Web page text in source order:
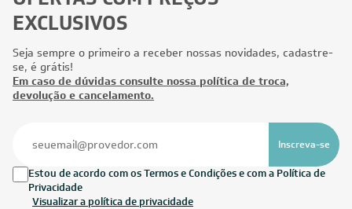
EXCLUSIVOS
Seja sempre o primeiro a receber nossas novidades, cadastre-
se, é grátis!
Em caso de dúvidas consulte nossa política de troca,
devolução e cancelamento.
Inscreva-se
Estou de acordo com os Termos e Condições e com a Política de
Privacidade
Visualizar a política de privacidade